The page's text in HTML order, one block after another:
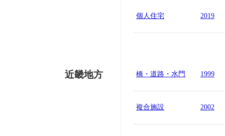
個人住宅 2019
近畿地方 橋・道路・水門 1999
複合施設 2002